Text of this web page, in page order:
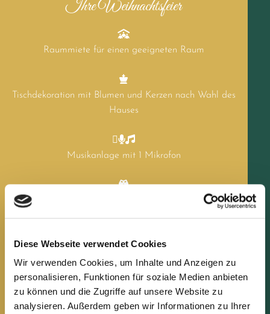
Diese Webseite verwendet Cookies
Wir verwenden Cookies, um Inhalte und Anzeigen zu
personalisieren, Funktionen für soziale Medien anbieten
zu können und die Zugriffe auf unsere Website zu
analysieren. Außerdem geben wir Informationen zu Ihrer
Ihre Weihnachtsfeier

Raummiete für einen geeigneten Raum

Tischdekoration mit Blumen und Kerzen nach Wahl des
Hauses

Musikanlage mit 1 Mikrofon

Sektempfang mit Sekt und Orangensaft
Getränke; bis der Mindestumsatz erreicht ist

Personal bis 24:00 Uhr (nach Mitternacht wird pro
angefangene Stunde 250,00 € berechnet)